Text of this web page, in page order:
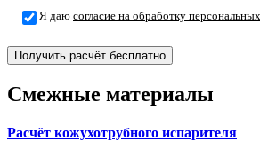
Я даю согласие на обработку
Получить расчёт бесплатно
Смежные материалы
Расчёт кожухотрубного испарителя